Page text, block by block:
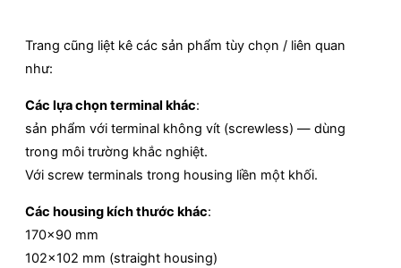
Trang cũng liệt kê các sản phẩm tùy chọn / liên quan
như:
Các lựa chọn terminal khác:
sản phẩm với terminal không vít (screwless) — dùng
trong môi trường khắc nghiệt.
Với screw terminals trong housing liền một khối.
Các housing kích thước khác:
170×90 mm
102×102 mm (straight housing)